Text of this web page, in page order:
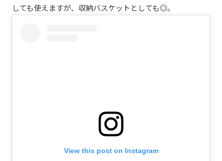
しても使えますが、収納バスケットとしても◎。
View this post on Instagram